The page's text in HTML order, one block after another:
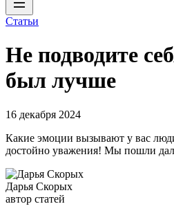
Статьи
Не подводите
был лучше
16 декабря 2024
Какие эмоции вызывают у вас
достойно уважения! Мы пошли
Дарья Скорых
автор статей